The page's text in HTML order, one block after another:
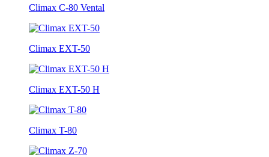
Climax C-80 Vental
Climax EXT-50
Climax EXT-50 H
Climax T-80